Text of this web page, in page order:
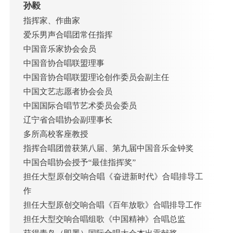
孙毅
指挥家、作曲家
爱乐男声合唱团常任指挥
中国音乐家协会会员
中国音协合唱联盟理事
中国音协合唱联盟理论创作委员会副主任
中国文艺志愿者协会会员
中国国际合唱节艺术委员会委员
辽宁省合唱协会副理事长
多所高校客座教授
指挥合唱团曾获第八届、第九届中国音乐金钟奖
中国合唱协会授予“最佳指挥奖”
担任大型原创交响合唱《奋进新时代》合唱排导工
作
担任大型原创交响合唱《百年放歌》合唱排导工作
担任大型交响合唱组歌《中国精神》合唱总监